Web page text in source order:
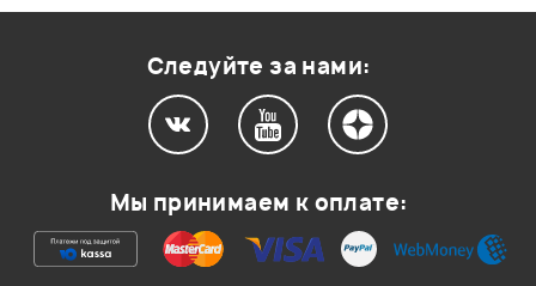
Ваша оценка:
Следуйте за нами:
Мы принимаем к оплате: